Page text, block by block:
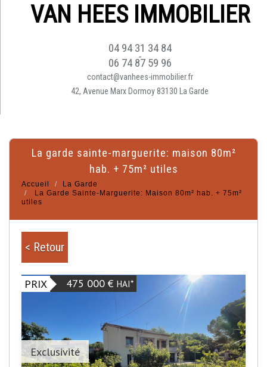
VAN HEES IMMOBILIER
04 94 31 34 84
-
06 74 87 59 96
contact@vanhees-immobilier.fr
42, Avenue Marx Dormoy 83130 La Garde
la garde sainte-marguerite: maison 80m²
hab. + 75m² utiles
Accueil
La Garde
La Garde Sainte-Marguerite: Maison 80m² hab. + 75m²
utiles
< Retour
PRIX 475 000 € HAI*
Exclusivité